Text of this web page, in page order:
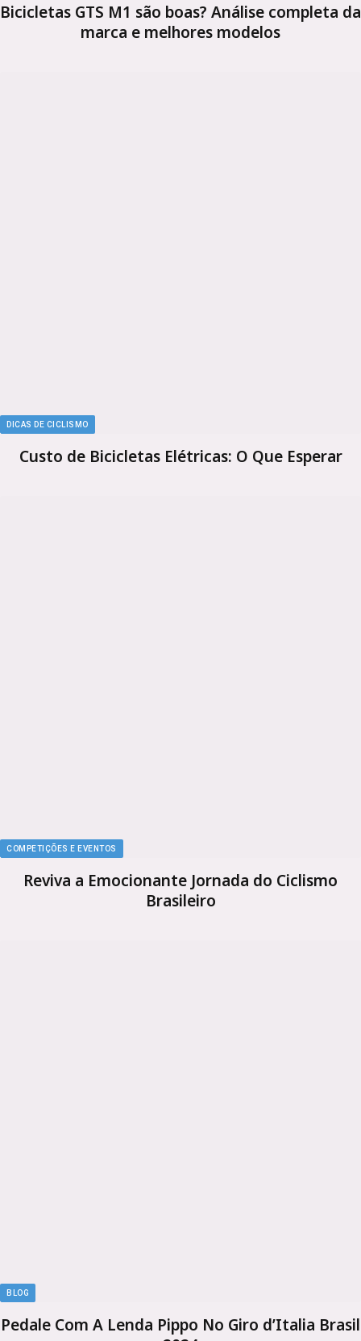
Bicicletas GTS M1 são boas? Análise completa da
marca e melhores modelos
DICAS DE CICLISMO
Custo de Bicicletas Elétricas: O Que Esperar
COMPETIÇÕES E EVENTOS
Reviva a Emocionante Jornada do Ciclismo
Brasileiro
BLOG
Pedale Com A Lenda Pippo No Giro d’Italia Brasil